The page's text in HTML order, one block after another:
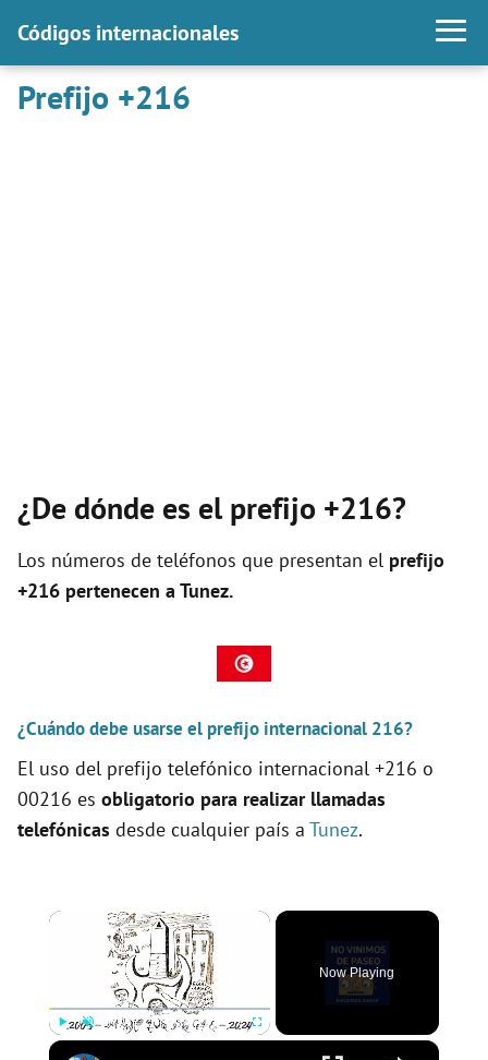
Códigos internacionales
Prefijo +216
¿De dónde es el prefijo +216?
Los números de teléfonos que presentan el prefijo
+216 pertenecen a Tunez.
¿Cuándo debe usarse el prefijo internacional 216?
El uso del prefijo telefónico internacional +216 o
00216 es obligatorio para realizar llamadas
telefónicas desde cualquier país a Tunez.
×
Now Playing
×